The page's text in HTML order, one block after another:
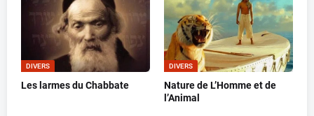
DIVERS
Les larmes du Chabbate
DIVERS
Nature de L’Homme et de
l’Animal